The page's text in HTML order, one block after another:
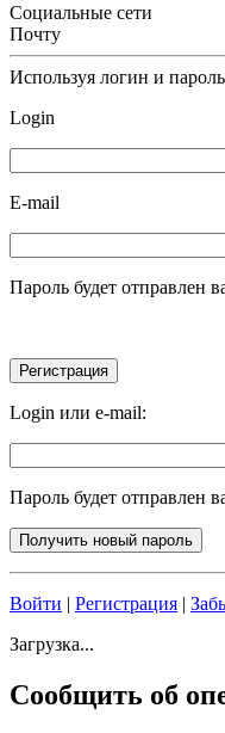
Социальные сети
Почту
Используя логин и
Login
E-mail
Пароль будет отправлен
Login или e-mail:
Пароль будет отправлен
Войти | Регистрация |
Загрузка...
Сообщить об